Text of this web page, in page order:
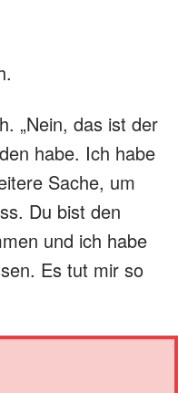
„Nein, das ist der
habe. Ich habe
Sache, um
Du bist den
und ich habe
Es tut mir so